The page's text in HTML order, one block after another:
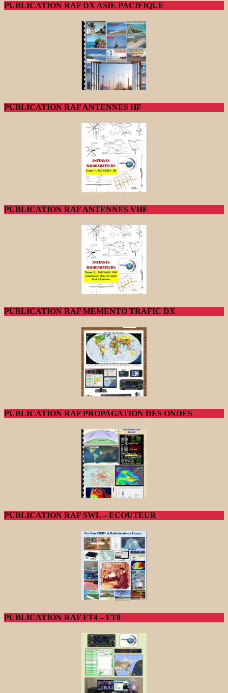
PUBLICATION RAF DX ASIE PACIFIQUE
PUBLICATION RAF ANTENNES HF
PUBLICATION RAF ANTENNES VHF
PUBLICATION RAF MEMENTO TRAFIC DX
PUBLICATION RAF PROPAGATION DES ONDES
PUBLICATION RAF SWL – ECOUTEUR
PUBLICATION RAF FT4 – FT8